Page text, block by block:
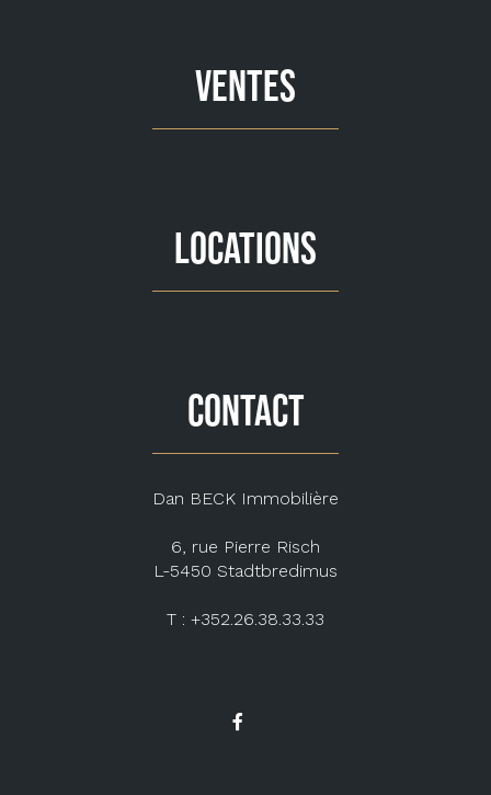
VENTES
LOCATIONS
CONTACT
Dan BECK Immobilière
6, rue Pierre Risch
L-5450 Stadtbredimus
T : +352.26.38.33.33